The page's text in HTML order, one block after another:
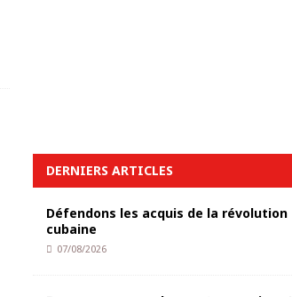
DERNIERS ARTICLES
Défendons les acquis de la révolution
cubaine
07/08/2026